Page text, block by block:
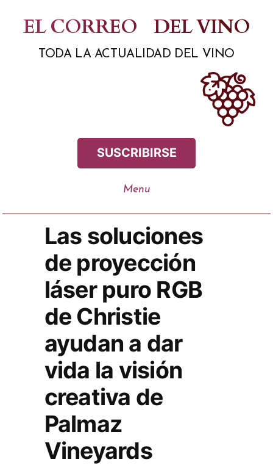
contenido
EL CORREO DEL VINO
TODA LA ACTUALIDAD DEL VINO
SUSCRIBIRSE
Las soluciones
de proyección
láser puro RGB
de Christie
ayudan a dar
vida la visión
creativa de
Palmaz
Vineyards